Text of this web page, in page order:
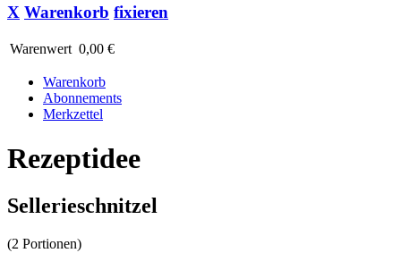
X Warenkorb fixieren
Warenwert 0,00 €
Warenkorb
Abonnements
Merkzettel
Rezeptidee
Sellerieschnitzel
(2 Portionen)